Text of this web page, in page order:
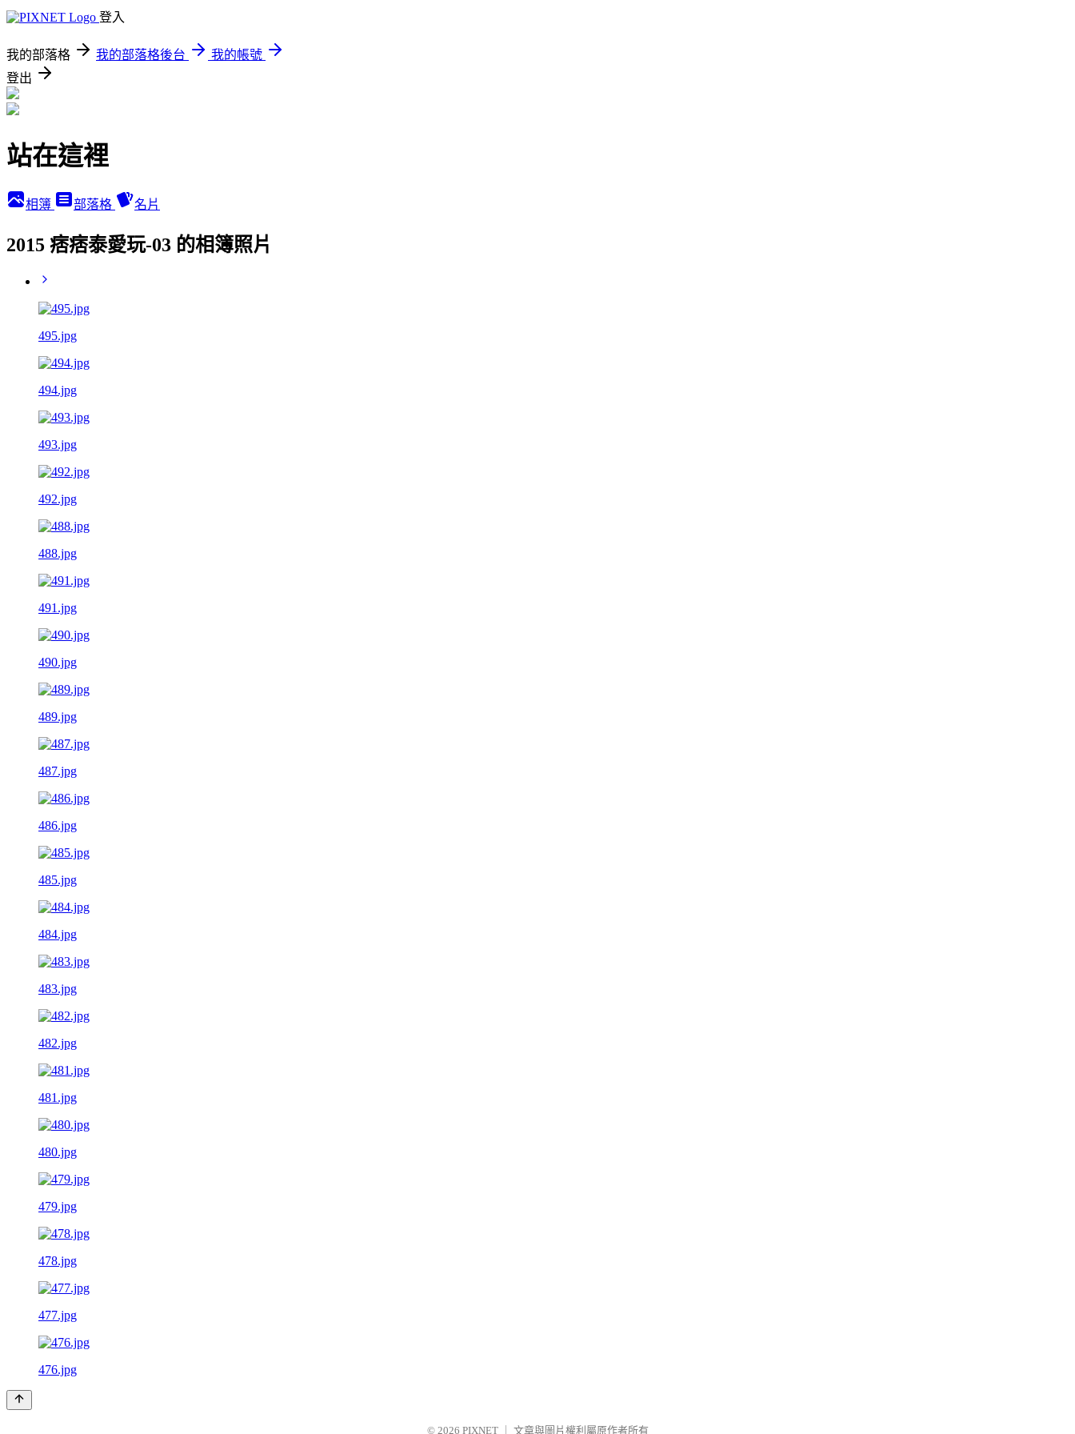
登入
我的部落格 我的部落格後台
我的帳號
登出
站在這裡
相簿 部落格 名片
2015 痞痞泰愛玩-03 的相簿照片
495.jpg
494.jpg
493.jpg
492.jpg
488.jpg
491.jpg
490.jpg
489.jpg
487.jpg
486.jpg
485.jpg
484.jpg
483.jpg
482.jpg
481.jpg
480.jpg
479.jpg
478.jpg
477.jpg
476.jpg
© 2026 PIXNET 文章與圖片權利屬原作者所有